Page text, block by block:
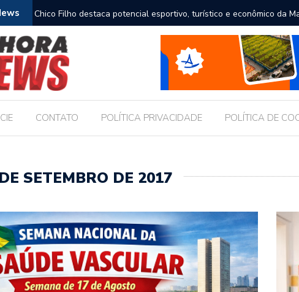
Chico Filho destaca potencial esportivo, turístico e econômico da
Internacional de Maceió
CONTATO POLÍTICA PRIVACIDADE POLÍTICA DE
SETEMBRO DE 2017